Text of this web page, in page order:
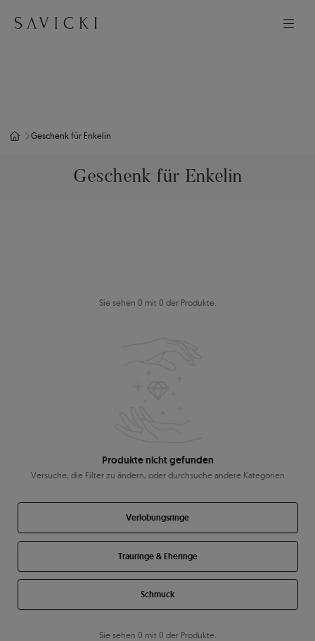
Geschenk für Enkelin
Geschenk für Enkelin
Sie sehen 0 mit 0 der Produkte.
Produkte nicht gefunden
Versuche, die Filter zu ändern, oder durchsuche andere Kategorien
Verlobungsringe
Trauringe & Eheringe
Schmuck
Sie sehen 0 mit 0 der Produkte.